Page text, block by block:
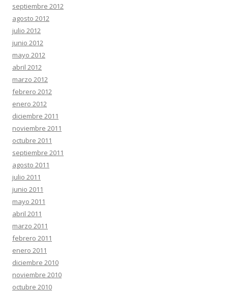
septiembre 2012
agosto 2012
julio 2012
junio 2012
mayo 2012
abril 2012
marzo 2012
febrero 2012
enero 2012
diciembre 2011
noviembre 2011
octubre 2011
septiembre 2011
agosto 2011
julio 2011
junio 2011
mayo 2011
abril 2011
marzo 2011
febrero 2011
enero 2011
diciembre 2010
noviembre 2010
octubre 2010